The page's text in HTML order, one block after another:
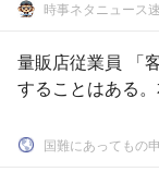
時事ネタニュース
量販店従業員 「
国難にあってもの